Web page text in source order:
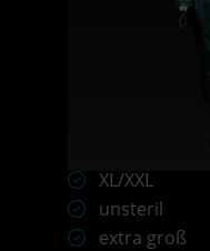
XL/XXL
unsteril
extra groß